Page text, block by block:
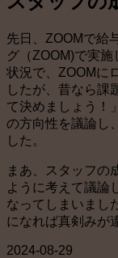
先日、ZOOMで給
グ（ZOOM)で実
状況で、ZOOMに
したが、昔なら課
て決めましょう！
の方向性を議論し
した。
まあ、スタッフの
ように考えて議論
なってしまいまし
になれば真剣みが
2024-08-29